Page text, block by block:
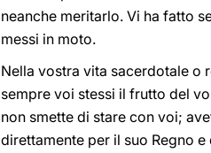
neanche meritarlo. Vi ha fatto
messi in moto.
Nella vostra vita sacerdotale o
sempre voi stessi il frutto del
non smette di stare con voi;
direttamente per il suo Regno